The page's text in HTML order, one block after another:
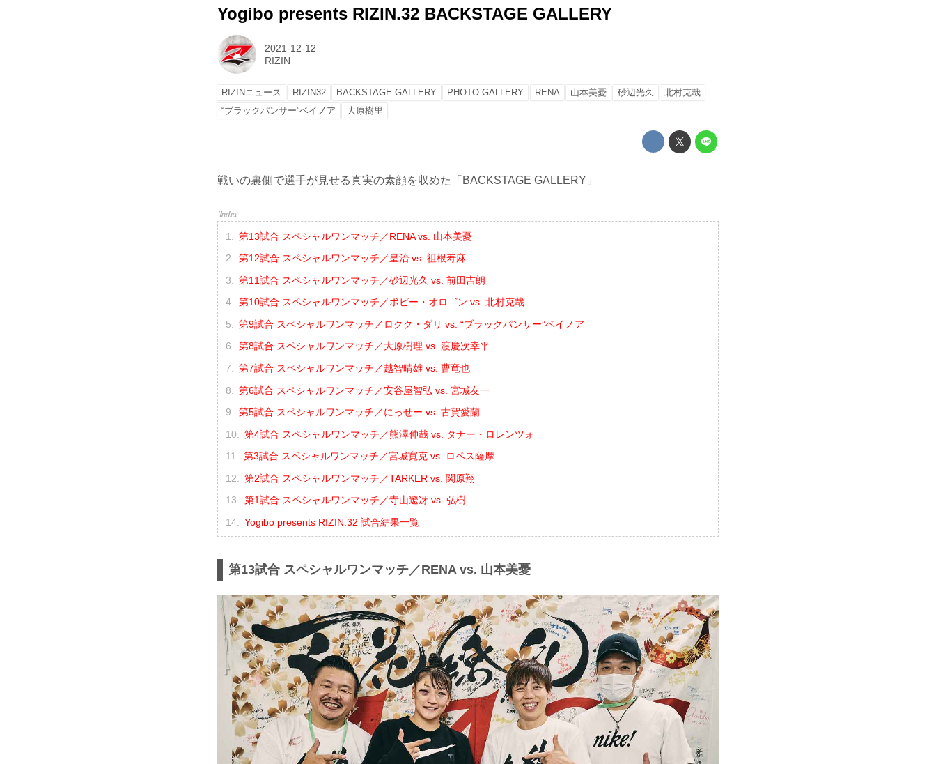
Yogibo presents RIZIN.32 BACKSTAGE GALLERY
2021-12-12
RIZIN
RIZINニュース RIZIN32 BACKSTAGE GALLERY PHOTO GALLERY RENA 山本美憂 砂辺光久
北村克哉
“ブラックパンサー”ベイノア
大原樹里
戦いの裏側で選手が見せる真実の素顔を収めた「BACKSTAGE GALLERY」
第13試合 スペシャルワンマッチ／RENA vs. 山本美憂
第12試合 スペシャルワンマッチ／皇治 vs. 祖根寿麻
第11試合 スペシャルワンマッチ／砂辺光久 vs. 前田吉朗
第10試合 スペシャルワンマッチ／ボビー・オロゴン vs. 北村克哉
第9試合 スペシャルワンマッチ／ロクク・ダリ vs. “ブラックパンサー”ベイノア
第8試合 スペシャルワンマッチ／大原樹理 vs. 渡慶次幸平
第7試合 スペシャルワンマッチ／越智晴雄 vs. 曹竜也
第6試合 スペシャルワンマッチ／安谷屋智弘 vs. 宮城友一
第5試合 スペシャルワンマッチ／にっせー vs. 古賀愛蘭
第4試合 スペシャルワンマッチ／熊澤伸哉 vs. タナー・ロレンツォ
第3試合 スペシャルワンマッチ／宮城寛克 vs. ロペス薩摩
第2試合 スペシャルワンマッチ／TARKER vs. 関原翔
第1試合 スペシャルワンマッチ／寺山遼冴 vs. 弘樹
Yogibo presents RIZIN.32 試合結果一覧
第13試合 スペシャルワンマッチ／RENA vs. 山本美憂